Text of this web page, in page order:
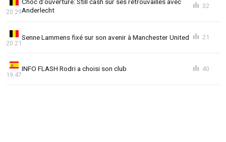
Anderlecht
20:29
32
Senne Lammens fixé sur son avenir à Manchester United
20:21
21
INFO FLASH Rodri a choisi son club
19:47
40